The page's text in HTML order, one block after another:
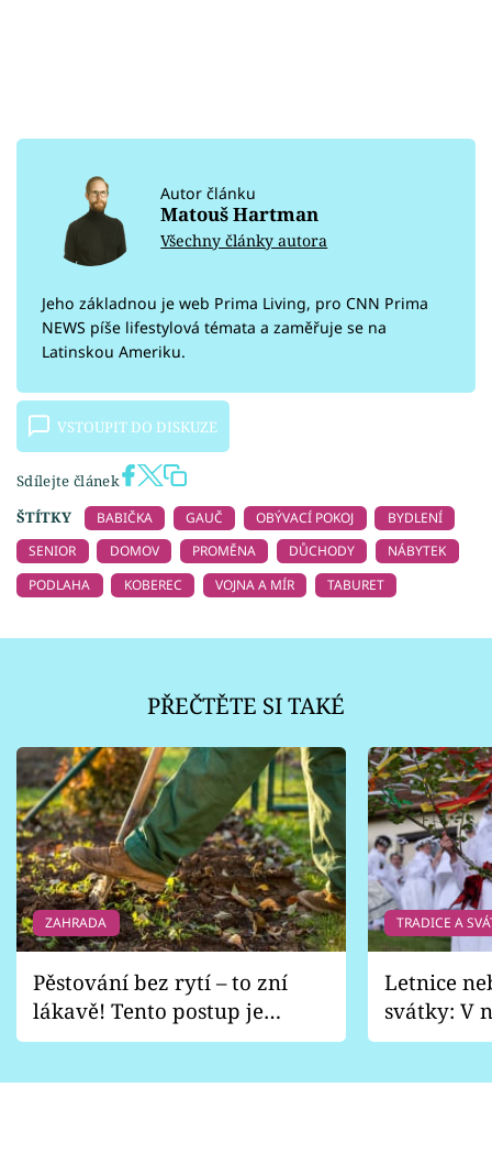
Autor článku
Matouš Hartman
Všechny články autora
Jeho základnou je web Prima Living, pro CNN Prima
NEWS píše lifestylová témata a zaměřuje se na
Latinskou Ameriku.
VSTOUPIT DO DISKUZE
Sdílejte článek
ŠTÍTKY
BABIČKA GAUČ OBÝVACÍ POKOJ
BYDLENÍ
SENIOR
DOMOV PROMĚNA DŮCHODY
NÁBYTEK
PODLAHA
KOBEREC VOJNA A MÍR TABURET
PŘEČTĚTE SI TAKÉ
ZAHRADA
Pěstování bez rytí – to zní
lákavě! Tento postup je
vhodný jen pro některé
TRADICE A
Letnice
svátky: V
pondělí